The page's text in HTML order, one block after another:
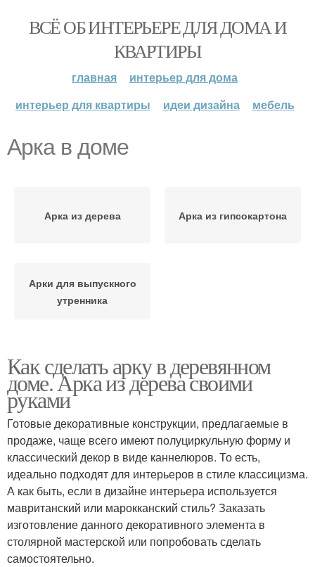
ВСЁ ОБ ИНТЕРЬЕРЕ ДЛЯ ДОМА И
КВАРТИРЫ
главная
интерьер для дома
интерьер для квартиры
идеи дизайна мебель
Арка в доме
Арка из дерева Арка из гипсокартона
Арки для выпускного
утренника
Как сделать арку в деревянном
доме. Арка из дерева своими
руками
Готовые декоративные конструкции, предлагаемые в
продаже, чаще всего имеют полуциркульную форму и
классический декор в виде каннелюров. То есть,
идеально подходят для интерьеров в стиле классицизма.
А как быть, если в дизайне интерьера используется
мавританский или марокканский стиль? Заказать
изготовление данного декоративного элемента в
столярной мастерской или попробовать сделать
самостоятельно.